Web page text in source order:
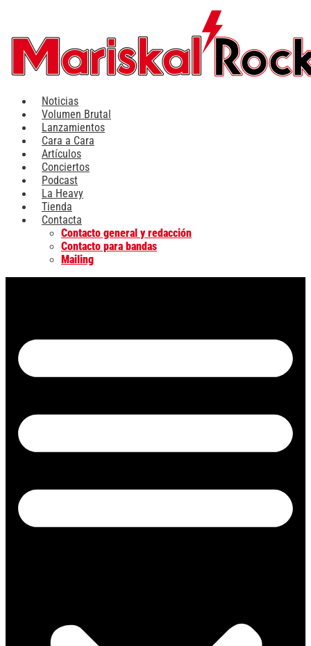
contenido
Noticias
Volumen Brutal
Lanzamientos
Cara a Cara
Artículos
Conciertos
Podcast
La Heavy
Tienda
Contacta
Contacto general y redacción
Contacto para bandas
Mailing